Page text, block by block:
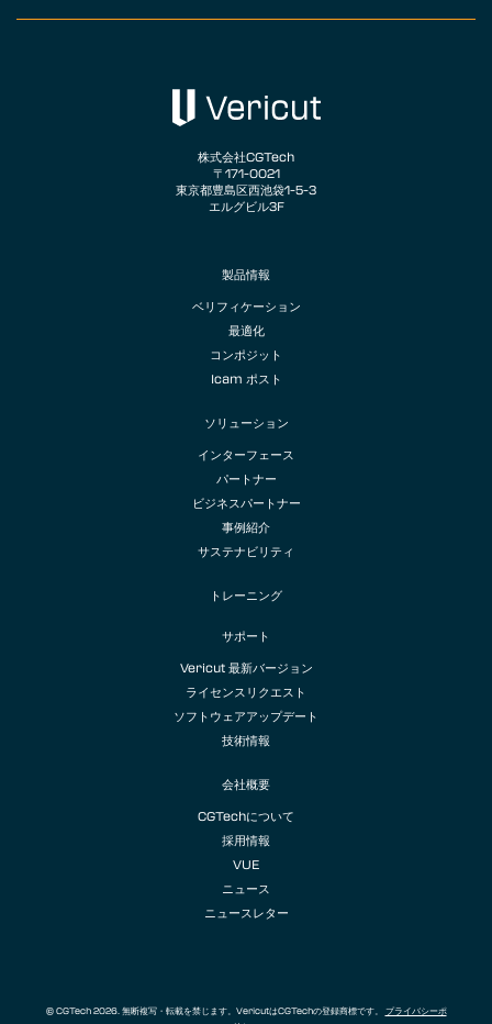
株式会社CGTech
〒171-0021
東京都豊島区西池袋1-5-3
エルグビル3F
製品情報
ベリフィケーション
最適化
コンポジット
Icam ポスト
ソリューション
インターフェース
パートナー
ビジネスパートナー
事例紹介
サステナビリティ
トレーニング
サポート
Vericut 最新バージョン
ライセンスリクエスト
ソフトウェアアップデート
技術情報
会社概要
CGTechについて
採用情報
VUE
ニュース
ニュースレター
© CGTech 2026. 無断複写・転載を禁じます。VericutはCGTechの登録商標です。 プライバシーポ